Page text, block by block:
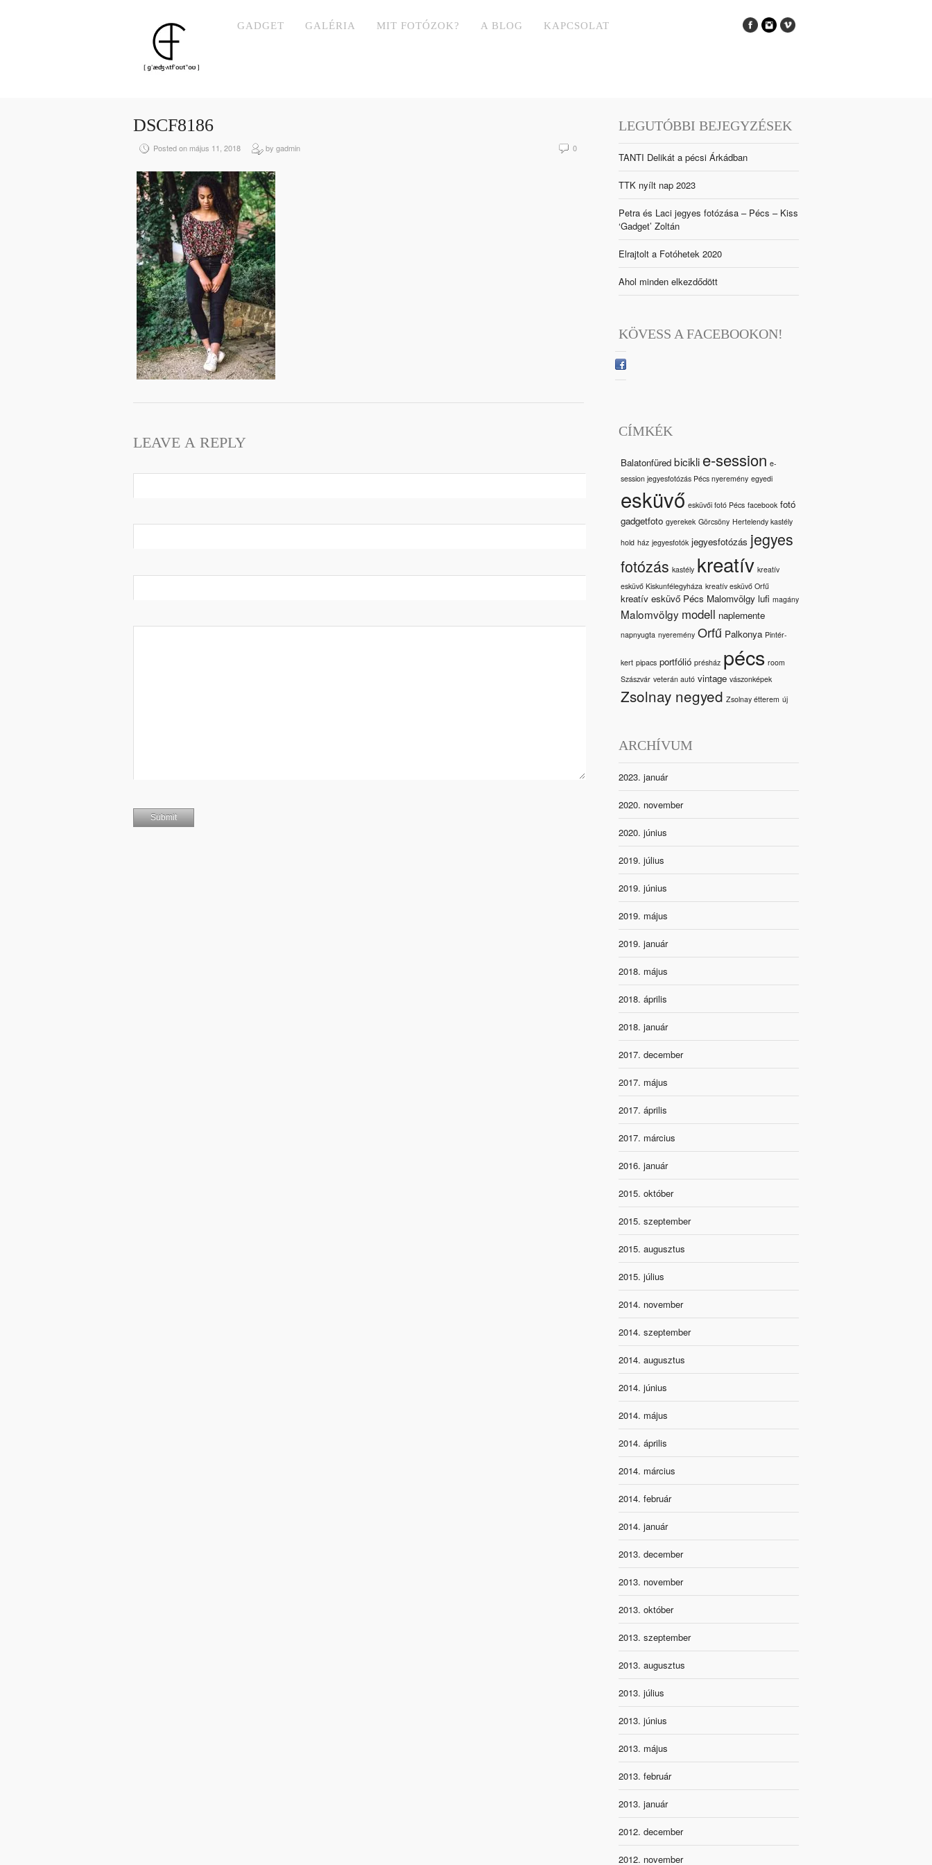
GADGET GALÉRIA MIT FOTÓZOK? A BLOG KAPCSOLAT
DSCF8186
Posted on május 11, 2018 by gadmin 0
LEAVE A REPLY
LEGUTÓBBI BEJEGYZÉSEK
TANTI Delikát a pécsi Árkádban
TTK nyílt nap 2023
Petra és Laci jegyes fotózása – Pécs – Kiss
‘Gadget’ Zoltán
Elrajtolt a Fotóhetek 2020
Ahol minden elkezdődött
KÖVESS A FACEBOOKON!
CÍMKÉK
Balatonfüred bicikli e-session e-
session jegyesfotózás Pécs nyeremény egyedi
esküvő esküvői fotó Pécs facebook fotó
gadgetfoto gyerekek Görcsöny Hertelendy kastély
hold ház jegyesfotók jegyesfotózás jegyes
fotózás kastély kreatív kreatív
esküvő Kiskunfélegyháza kreatív esküvő Orfű
kreatív esküvő Pécs Malomvölgy lufi magány
Malomvölgy modell naplemente
napnyugta nyeremény Orfű Palkonya Pintér-
kert pipacs portfólió présház pécs room
Szászvár veterán autó vintage vászonképek
Zsolnay negyed Zsolnay étterem új
ARCHÍVUM
2023. január
2020. november
2020. június
2019. július
2019. június
2019. május
2019. január
2018. május
2018. április
2018. január
2017. december
2017. május
2017. április
2017. március
2016. január
2015. október
2015. szeptember
2015. augusztus
2015. július
2014. november
2014. szeptember
2014. augusztus
2014. június
2014. május
2014. április
2014. március
2014. február
2014. január
2013. december
2013. november
2013. október
2013. szeptember
2013. augusztus
2013. július
2013. június
2013. május
2013. február
2013. január
2012. december
2012. november